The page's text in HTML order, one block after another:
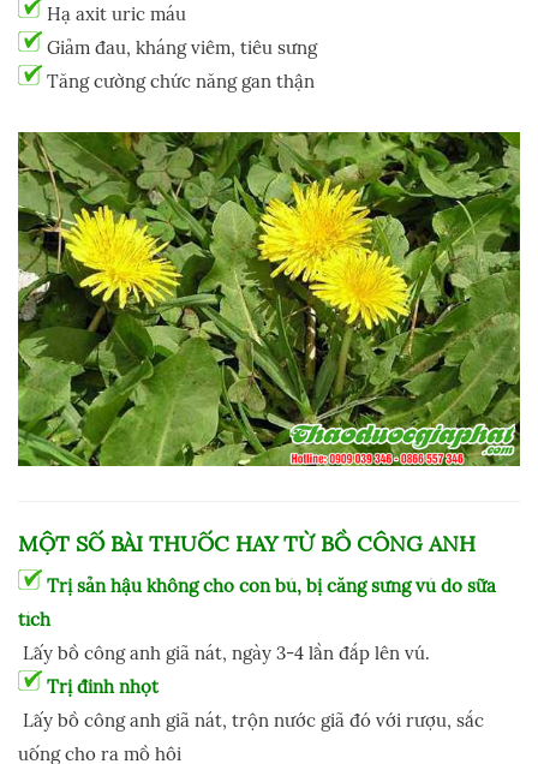
Hạ axit uric máu
Giảm đau, kháng viêm, tiêu sưng
Tăng cường chức năng gan thận
MỘT SỐ BÀI THUỐC HAY TỪ BỒ CÔNG ANH
Trị sản hậu không cho con bú, bị căng sưng vú do sữa
tích
Lấy bồ công anh giã nát, ngày 3-4 lần đắp lên vú.
Trị đinh nhọt
Lấy bồ công anh giã nát, trộn nước giã đó với rượu, sắc
uống cho ra mồ hôi